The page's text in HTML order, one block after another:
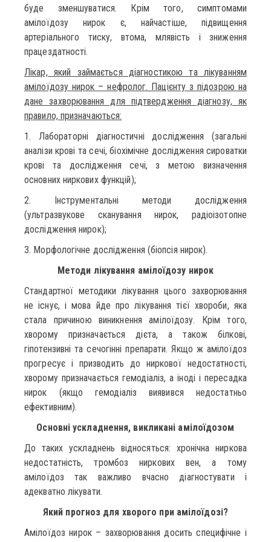
буде зменшуватися. Крім того, симптомами
амілоїдозу нирок є, найчастіше, підвищення
артеріального тиску, втома, млявість і зниження
працездатності.
Лікар, який займається діагностикою та лікуванням
амілоїдозу нирок – нефролог. Пацієнту з підозрою на
дане захворювання для підтвердження діагнозу, як
правило, призначаються:
1. Лабораторні діагностичні дослідження (загальні
аналізи крові та сечі, біохімічне дослідження сироватки
крові та дослідження сечі, з метою визначення
основних ниркових функцій);
2. Інструментальні методи дослідження
(ультразвукове сканування нирок, радіоізотопне
дослідження нирок);
3. Морфологічне дослідження (біопсія нирок).
Методи лікування амілоїдозу нирок
Стандартної методики лікування цього захворювання
не існує, і мова йде про лікування тієї хвороби, яка
стала причиною виникнення амілоїдозу. Крім того,
хворому призначається дієта, а також білкові,
гіпотензивні та сечогінні препарати. Якщо ж амілоїдоз
прогресує і призводить до ниркової недостатності,
хворому призначається гемодіаліз, а іноді і пересадка
нирок (якщо гемодіаліз виявився недостатньо
ефективним).
Основні ускладнення, викликані амілоїдозом
До таких ускладнень відносяться: хронічна ниркова
недостатність, тромбоз ниркових вен, а тому
амілоїдоз так важливо вчасно діагностувати і
адекватно лікувати.
Який прогноз для хворого при амілоїдозі?
Амілоїдоз нирок – захворювання досить специфічне і